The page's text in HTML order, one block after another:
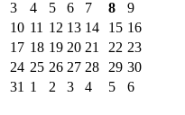
3
4 5 6 7 8
9
10 11 12 13 14 15 16
17 18 19 20 21 22 23
24 25 26 27 28 29 30
31 1 2 3 4 5 6